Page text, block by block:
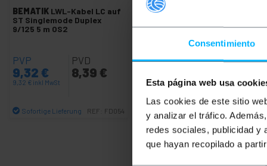
Consentimiento
Esta página web usa
Las cookies de este sitio
y analizar el tráfico.
redes sociales, publicidad y
que hayan recopilado a
Zuhause
und
Betrieb
+
Freizeit +
Medizinischer +
BEMATIK LWL-Kabel LC auf
ST Singlemode Duplex
9/125 5 m OS2
PVP
9,32 €
9,32 € inkl MwSt
PVD
8,39 €
Sofortige Lieferung REF: FD054